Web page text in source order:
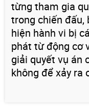
từng tham gia
trong chiến đấu,
hiện hành vi bị
phát từ động cơ
giải quyết vụ án
không để xảy ra